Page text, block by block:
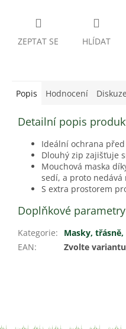
ZEPTAT SE HLÍDAT
Popis Hodnocení Diskuze
Detailní popis
Ideální ochrana
Dlouhý zip zajišťuje
Mouchová maska
sedí, a proto nedává
S extra prostorem
Doplňkové parametry
Kategorie:
Masky,
EAN: Zvolte variantu